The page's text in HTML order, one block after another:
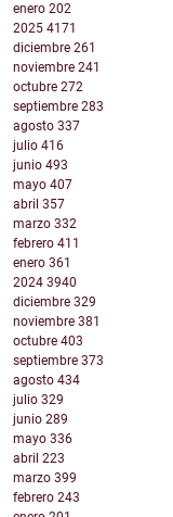
enero 202
2025 4171
diciembre 261
noviembre 241
octubre 272
septiembre 283
agosto 337
julio 416
junio 493
mayo 407
abril 357
marzo 332
febrero 411
enero 361
2024 3940
diciembre 329
noviembre 381
octubre 403
septiembre 373
agosto 434
julio 329
junio 289
mayo 336
abril 223
marzo 399
febrero 243